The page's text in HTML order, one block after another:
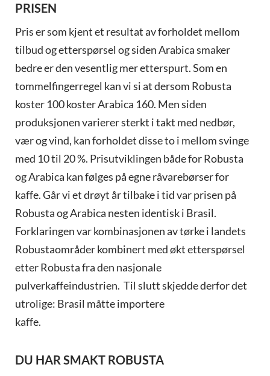
PRISEN
Pris er som kjent et resultat av forholdet mellom
tilbud og etterspørsel og siden Arabica smaker
bedre er den vesentlig mer etterspurt. Som en
tommelfingerregel kan vi si at dersom Robusta
koster 100 koster Arabica 160. Men siden
produksjonen varierer sterkt i takt med nedbør,
vær og vind, kan forholdet disse to i mellom svinge
med 10 til 20 %. Prisutviklingen både for Robusta
og Arabica kan følges på egne råvarebørser for
kaffe. Går vi et drøyt år tilbake i tid var prisen på
Robusta og Arabica nesten identisk i Brasil.
Forklaringen var kombinasjonen av tørke i landets
Robustaområder kombinert med økt etterspørsel
etter Robusta fra den nasjonale
pulverkaffeindustrien. Til slutt skjedde derfor det
utrolige: Brasil måtte importere
kaffe.
DU HAR SMAKT ROBUSTA